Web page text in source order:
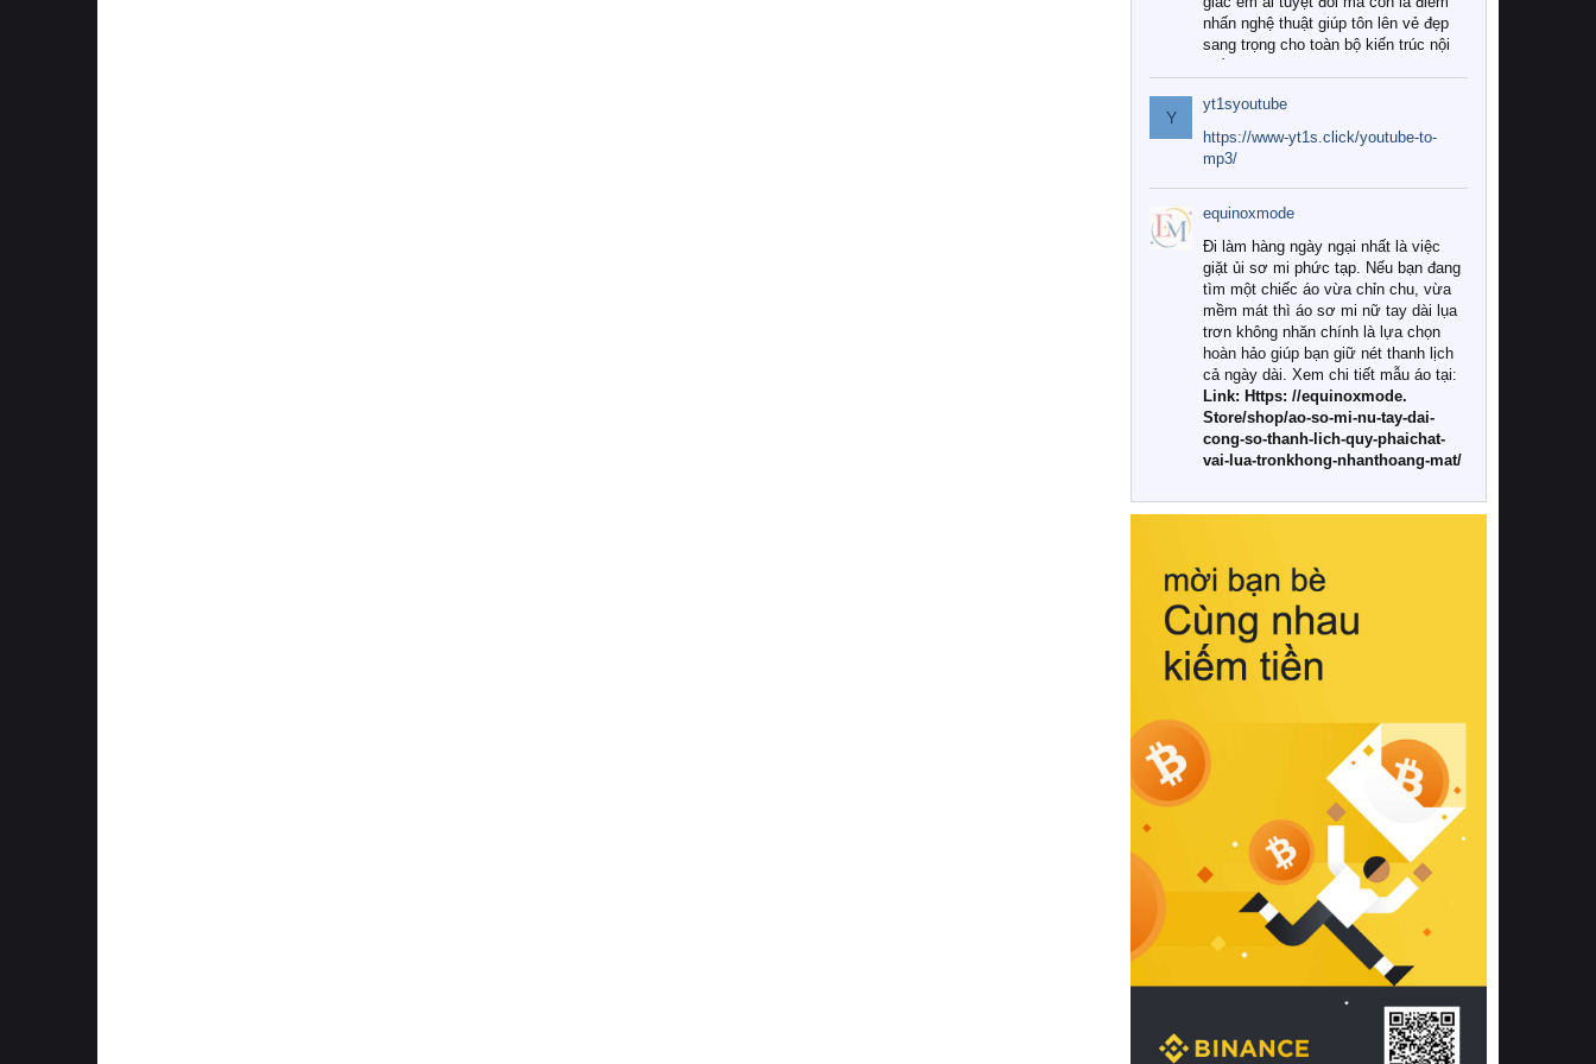
nhấn nghệ thuật giúp tôn lên vẻ đẹp
sang trọng cho toàn bộ kiến trúc nội
Tuy nhiên, giữa thị trường đa dạng
với vô vàn thương hiệu và mẫu mã
như hiện nay, làm thế nào để chọn
được những bộ chăn ga gối đệm cao
cấp thực sự chất lượng, phù hợp với
khí hậu và nhu cầu sử dụng của gia
đình? Hãy cùng chúng tôi đi tìm lời
giải đáp chi tiết qua bài viết dưới đây.
1. Tại sao các gia đình hiện đại lại ưa
chuộng chăn ga gối đệm cao cấp?
Khác với các dòng sản phẩm thông
thường, những bộ chăn ga gối đệm
cao cấp trải qua quy trình sản xuất
nghiêm ngặt từ khâu chọn lọc nguyên
liệu tự nhiên đến công nghệ dệt
nhuộm hiện đại không chứa hóa chất
này, bạn sẽ cảm nhận rõ rệt sự khác
hồi chuẩn xác của phần đệm nâng đỡ
cột sống.
Bên cạnh đó, việc lựa chọn các dòng
sản phẩm đạt chuẩn chất lượng quốc
tế còn giúp ngăn ngừa tình trạng kích
khuẩn và nấm mốc trong điều kiện
thời tiết nóng ẩm. Bạn có thể tìm hiểu
thêm các nghiên cứu khoa học về tác
động của giấc ngủ và môi trường
phòng ngủ đối với sức khỏe con
người tại Sleep Foundation (External
Link) để có cái nhìn toàn diện hơn.
2. Các tiêu chí vàng khi lựa chọn
chăn ga gối đệm cao cấp cho phòng
ngủ
Để sở hữu một bộ chăn ga gối đệm
cao cấp hoàn hảo cả về thẩm mỹ lẫn
công năng, người tiêu dùng cần cân
nhắc kỹ lưỡng các tiêu chí quan trọng
Y
yt1syoutube
https://www-yt1s.click/youtube-to-
mp3/
equinoxmode
Đi làm hàng ngày ngại nhất là việc
giặt ủi sơ mi phức tạp. Nếu bạn đang
tìm một chiếc áo vừa chỉn chu, vừa
mềm mát thì áo sơ mi nữ tay dài lụa
trơn không nhăn chính là lựa chọn
hoàn hảo giúp bạn giữ nét thanh lịch
cả ngày dài. Xem chi tiết mẫu áo tại:
Link: Https: //equinoxmode.
Store/shop/ao-so-mi-nu-tay-dai-
cong-so-thanh-lich-quy-phaichat-
vai-lua-tronkhong-nhanthoang-mat/